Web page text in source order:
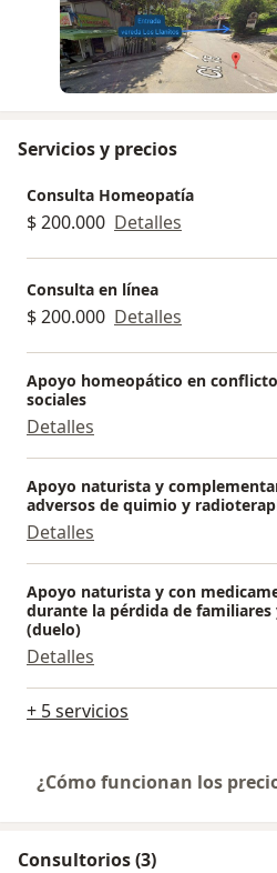
6. Casa del Dr. Silva
Servicios y precios
Consulta Homeopatía
$ 200.000 Detalles
Consulta en línea
$ 200.000 Detalles
Apoyo homeopático en
sociales
Detalles
Apoyo naturista y
adversos de quimio y
Detalles
Apoyo naturista y con
durante la pérdida de familiares
(duelo)
Detalles
+ 5 servicios
¿Cómo funcionan los
Consultorios (3)